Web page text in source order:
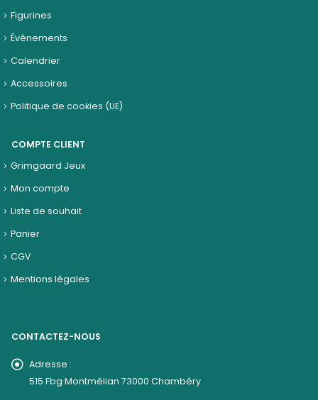
Figurines
Évènements
Calendrier
Accessoires
Politique de cookies (UE)
COMPTE CLIENT
Grimgaard Jeux
Mon compte
Liste de souhait
Panier
CGV
Mentions légales
CONTACTEZ-NOUS
Adresse :
515 Fbg Montmélian 73000 Chambéry